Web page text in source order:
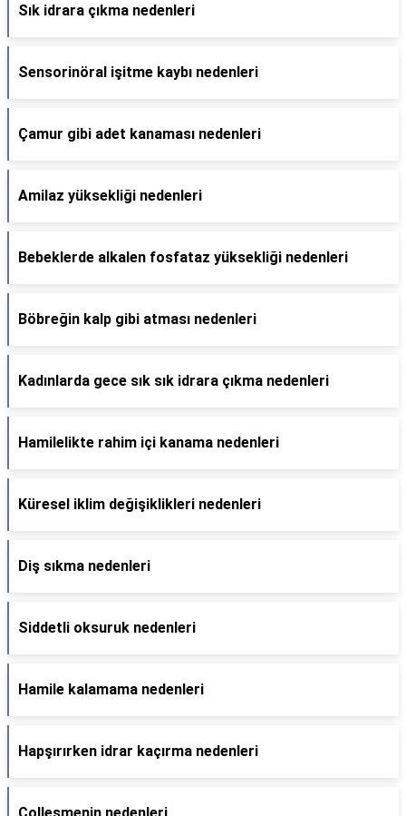
Sık idrara çıkma nedenleri
Sensorinöral işitme kaybı nedenleri
Çamur gibi adet kanaması nedenleri
Amilaz yüksekliği nedenleri
Bebeklerde alkalen fosfataz yüksekliği nedenleri
Böbreğin kalp gibi atması nedenleri
Kadınlarda gece sık sık idrara çıkma nedenleri
Hamilelikte rahim içi kanama nedenleri
Küresel iklim değişiklikleri nedenleri
Diş sıkma nedenleri
Siddetli oksuruk nedenleri
Hamile kalamama nedenleri
Hapşırırken idrar kaçırma nedenleri